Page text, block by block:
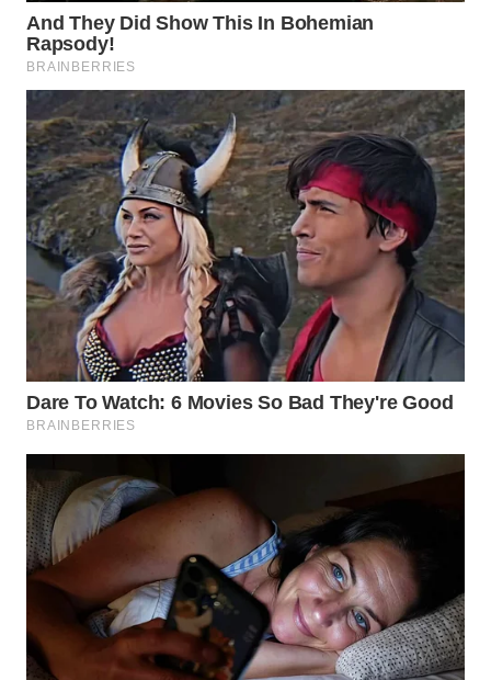
MALUT
WN
DAIRI
WN
DANAU
TOBA
WN
NIAS
WN
LANGKAT
WN
TAPANULI
SELATAN
WN
TANJUNG
LESUNG